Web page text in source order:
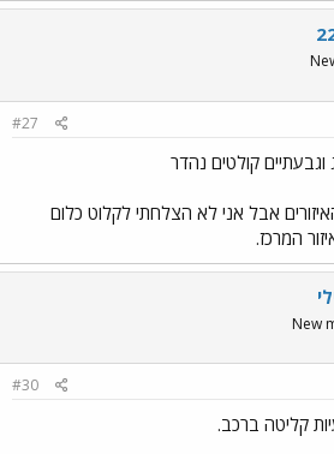
#27
קולטים נהדר
אבל אני לא הצלחתי לקלוט כלום
New
#30
קליטה ברכב.